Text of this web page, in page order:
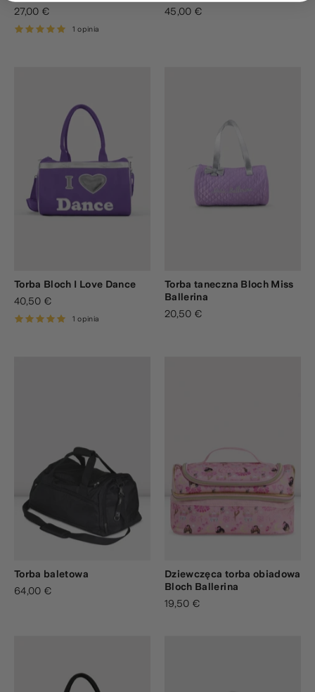
27,00 €
1 opinia
45,00 €
Torba Bloch I Love Dance
40,50 €
1 opinia
Torba taneczna Bloch Miss
Ballerina
20,50 €
Torba baletowa
64,00 €
Dziewczęca torba obiadowa
Bloch Ballerina
19,50 €